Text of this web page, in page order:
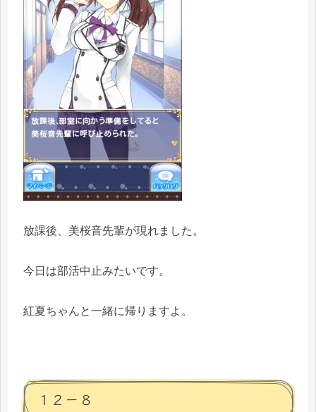
放課後、美桜音先輩が現れました。
今日は部活中止みたいです。
紅夏ちゃんと一緒に帰りますよ。
１２－８